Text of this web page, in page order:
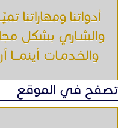
أدواتنا ومهاراتنا
والشـاري بشكل
والخـدمـات أينمـــا
تصفح في الموقع